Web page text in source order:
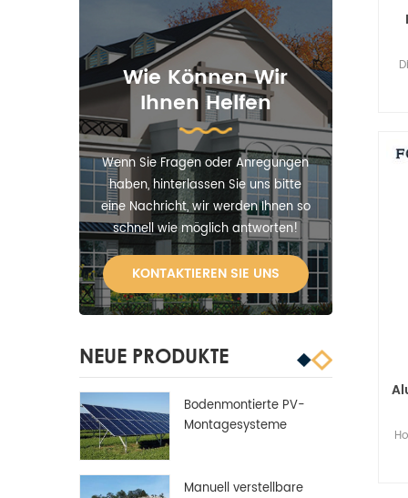
Wie Können Wir
Ihnen Helfen
Wenn Sie Fragen oder Anregungen
haben, hinterlassen Sie uns bitte
eine Nachricht, wir werden Ihnen so
schnell wie möglich antworten!
KONTAKTIEREN SIE UNS
NEUE PRODUKTE
Bodenmontierte PV-
Montagesysteme
Manuell verstellbare